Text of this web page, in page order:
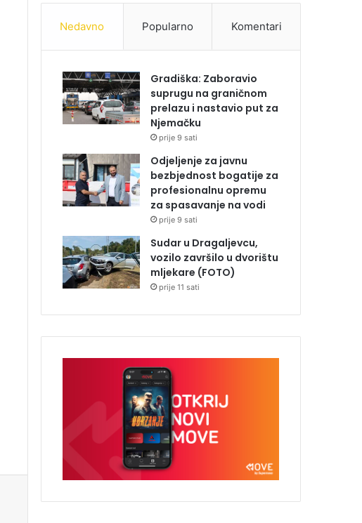
Nedavno Popularno Komentari
Gradiška: Zaboravio
suprugu na graničnom
prelazu i nastavio put za
Njemačku
prije 9 sati
Odjeljenje za javnu
bezbjednost bogatije za
profesionalnu opremu
za spasavanje na vodi
prije 9 sati
Sudar u Dragaljevcu,
vozilo završilo u dvorištu
mljekare (FOTO)
prije 11 sati